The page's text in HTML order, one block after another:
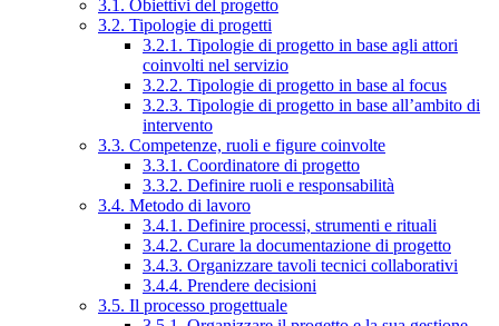
3.1. Obiettivi del progetto
3.2. Tipologie di progetti
3.2.1. Tipologie di progetto in base agli attori
coinvolti nel servizio
3.2.2. Tipologie di progetto in base al focus
3.2.3. Tipologie di progetto in base all’ambito di
intervento
3.3. Competenze, ruoli e figure coinvolte
3.3.1. Coordinatore di progetto
3.3.2. Definire ruoli e responsabilità
3.4. Metodo di lavoro
3.4.1. Definire processi, strumenti e rituali
3.4.2. Curare la documentazione di progetto
3.4.3. Organizzare tavoli tecnici collaborativi
3.4.4. Prendere decisioni
3.5. Il processo progettuale